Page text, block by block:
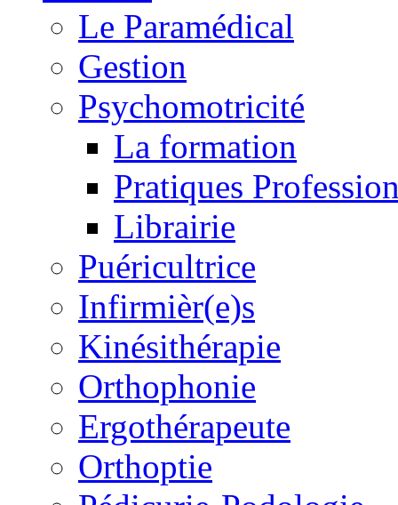
Le Paramédical
Gestion
Psychomotricité
La formation
Pratiques
Librairie
Puéricultrice
Infirmièr(e)s
Kinésithérapie
Orthophonie
Ergothérapeute
Orthoptie